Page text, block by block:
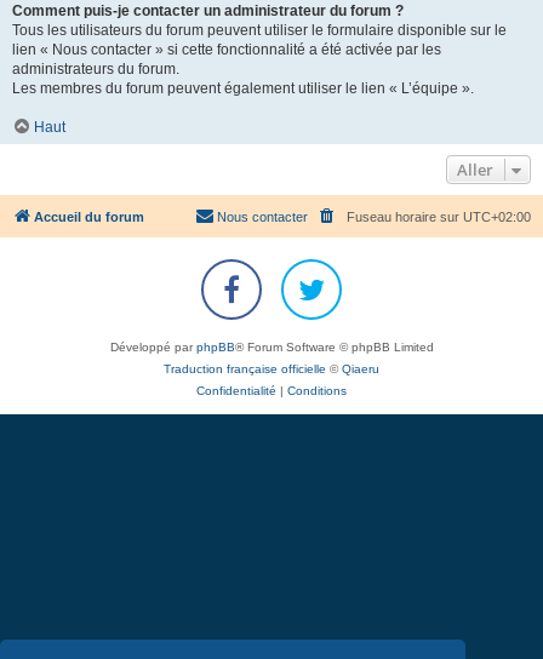
Comment puis-je contacter un administrateur du forum ?
Tous les utilisateurs du forum peuvent utiliser le formulaire disponible sur le
lien « Nous contacter » si cette fonctionnalité a été activée par les
administrateurs du forum.
Les membres du forum peuvent également utiliser le lien « L’équipe ».
Haut
Aller
Accueil du forum Fuseau horaire sur UTC+02:00
Nous contacter
Développé parphpBB® Forum Software © phpBB Limited
Traduction française officielle ©Qiaeru
Confidentialité
Conditions